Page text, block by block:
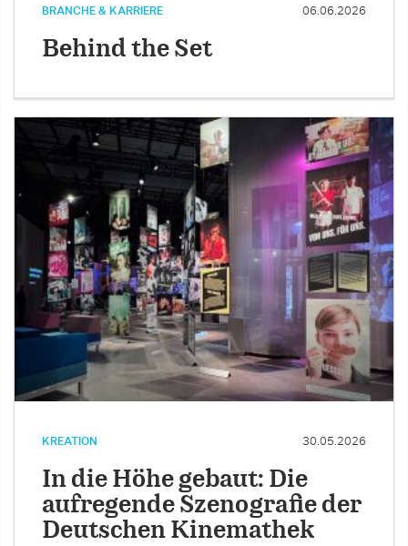
BRANCHE & KARRIERE 06.06.2026
Behind the Set
KREATION 30.05.2026
In die Höhe gebaut: Die
aufregende Szenografie der
Deutschen Kinemathek